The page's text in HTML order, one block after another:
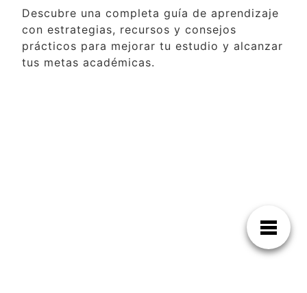
Descubre una completa guía de aprendizaje
con estrategias, recursos y consejos
prácticos para mejorar tu estudio y alcanzar
tus metas académicas.